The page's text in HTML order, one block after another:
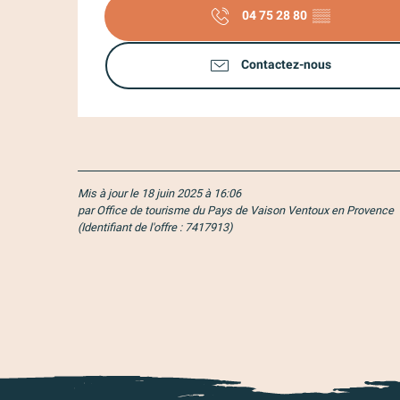
04 75 28 80 ▒▒
Contactez-nous
Mis à jour le 18 juin 2025 à 16:06
par Office de tourisme du Pays de Vaison Ventoux en Provence
(Identifiant de l'offre : 7417913)